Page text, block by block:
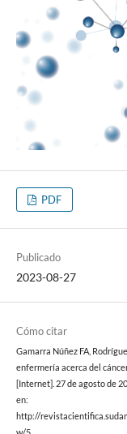
PDF
Publicado
2023-08-27
Cómo citar
Gamarra Núñez FA,
enfermería acerca del
[Internet]. 27 de agosto de
en:
http://